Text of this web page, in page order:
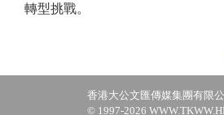
轉型挑戰。
香港大公文匯傳媒集團有限
© 1997-2026